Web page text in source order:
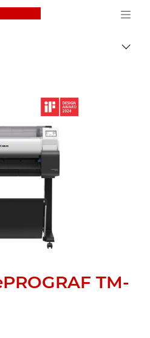
Canon Logo, back to
TM-